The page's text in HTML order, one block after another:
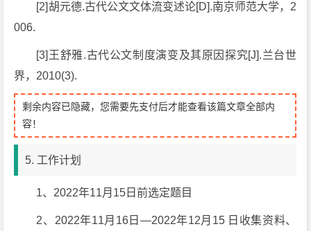
[2]胡元德.古代公文文体流变述论[D].南京师范大学，2
006.
[3]王舒雅.古代公文制度演变及其原因探究[J].兰台世
界，2010(3).
剩余内容已隐藏，您需要先支付后才能查看该篇文章全部内
容！
5. 工作计划
1、2022年11月15日前选定题目
2、2022年11月16日—2022年12月15 日收集资料、